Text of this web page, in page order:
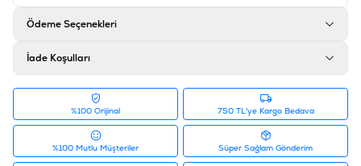
Ödeme Seçenekleri
İade Koşulları
%100 Orijinal 750 TL'ye Kargo Bedava
%100 Mutlu Müşteriler Süper Sağlam Gönderim